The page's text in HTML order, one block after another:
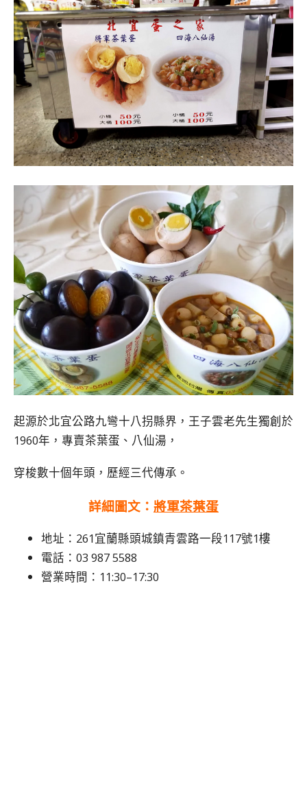
起源於北宜公路九彎十八拐縣界，王子雲老先生獨創於
1960年，專賣茶葉蛋、八仙湯，
穿梭數十個年頭，歷經三代傳承。
詳細圖文： 將軍茶葉蛋
地址：261宜蘭縣頭城鎮青雲路一段117號1樓
電話： 03 987 5588
營業時間：11:30–17:30